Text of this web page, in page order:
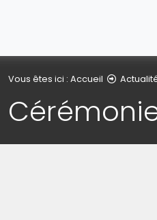
Vous êtes ici : Accueil